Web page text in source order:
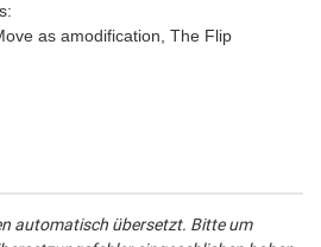
as amodification, The Flip
automatisch übersetzt. Bitte um